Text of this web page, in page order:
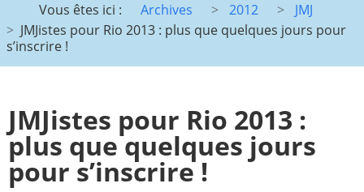
du site
Vocations
JDJ (JMJ)
JD 4e/3e
64
M.
Garicoïts
chantante
Maison St
Antoine
Vous êtes ici :
Archives 2012
JMJ
JMJistes pour Rio 2013 : plus que quelques jours pour
s’inscrire !
JMJistes pour Rio 2013 :
plus que quelques jours
pour s’inscrire !